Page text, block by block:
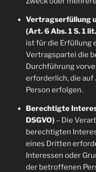
Vertragserfüllung
(Art. 6 Abs. 1 S. 1
ist für die Erfüllung
Vertragspartei die
Durchführung
erforderlich, die
Person erfolgen.
Berechtigte
DSGVO)– Die
berechtigten
eines Dritten
Interessen oder
der betroffenen